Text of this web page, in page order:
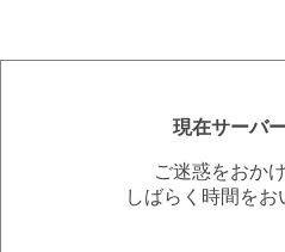
現在サーバ
ご迷惑をおか
しばらく時間を